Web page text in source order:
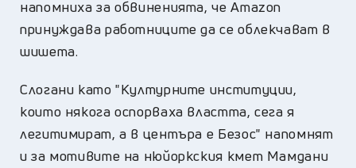
напомниха за обвиненията, че Amazon
принуждава работниците да се облекчават в
шишета.
Слогани като "Културните институции,
които някога оспорваха властта, сега я
легитимират, а в центъра е Безос" напомнят
и за мотивите на нюйоркския кмет Мамдани